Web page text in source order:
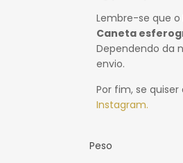
Lembre-se que
Caneta
Dependendo da
envio.
Por fim, se
Instagram.
Peso